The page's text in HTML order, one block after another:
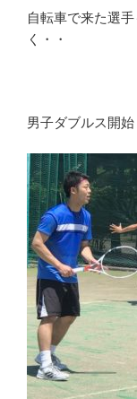
自転車で来た
く・・
男子ダブルス開始